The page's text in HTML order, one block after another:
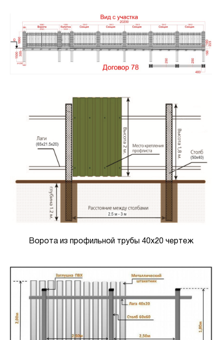
Ворота из профильной трубы 40х20 чертеж